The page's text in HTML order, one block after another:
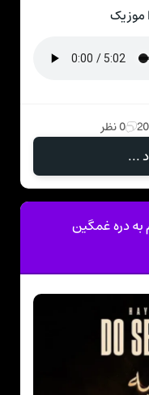
موزیک
0 نظر
...
دره غمگین